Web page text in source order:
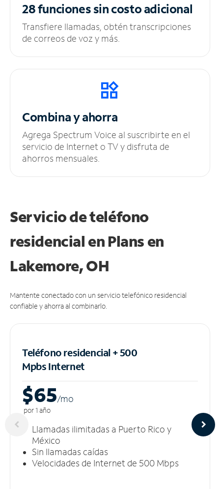
28 funciones sincosto adicional
Transfiere llamadas, obtén transcripciones
de correos de voz y más.
Combina y ahorra
Agrega Spectrum Voice al suscribirte en el
servicio de Internet o TV y disfruta de
ahorros mensuales.
Servicio de teléfono
residencial en Plans en
Lakemore, OH
Mantente conectado con un servicio telefónico residencial
confiable y ahorra al combinarlo.
Teléfono residencial + 500
MpbsInternet
$65/mo
por 1 año
Llamadas ilimitadas a Puerto Rico y
México
Sin llamadas caídas
Velocidades de Internet de 500 Mbps